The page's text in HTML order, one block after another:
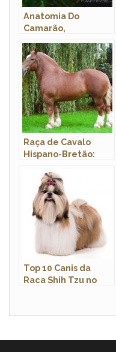
Anatomia Do
Camarão,
Cientifico
Raça de Cavalo
Hispano-Bretão:
História e Fotos
Top 10 Canis da
Raca Shih Tzu no